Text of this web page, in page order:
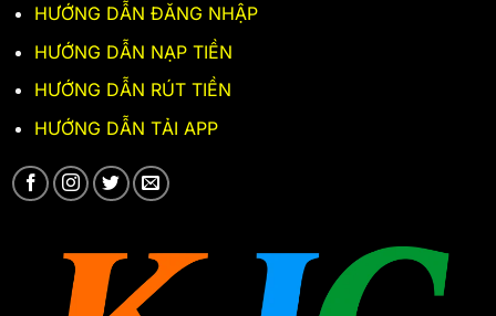
HƯỚNG DẪN ĐĂNG NHẬP
HƯỚNG DẪN NẠP TIỀN
HƯỚNG DẪN RÚT TIỀN
HƯỚNG DẪN TẢI APP